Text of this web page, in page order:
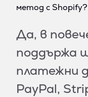
метод с Shopify?
Да, в
поддържа
платежни
PayPal,